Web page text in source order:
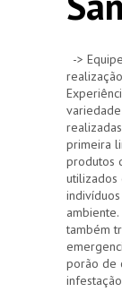
->
primeira
produtos
utilizados
também
porão de